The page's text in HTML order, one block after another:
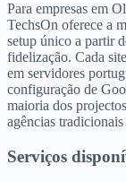
Para empresas em
TechsOn oferece a
setup único a partir
fidelização. Cada
em servidores
configuração de
maioria dos
agências
Serviços